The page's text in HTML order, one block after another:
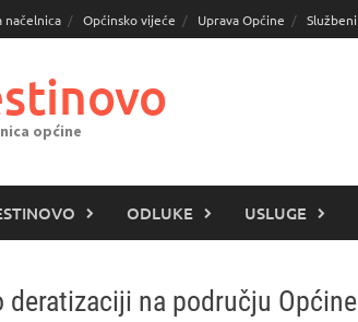
načelnica Općinsko vijeće Uprava Općine
općine
ODLUKE USLUGE
deratizaciji na području